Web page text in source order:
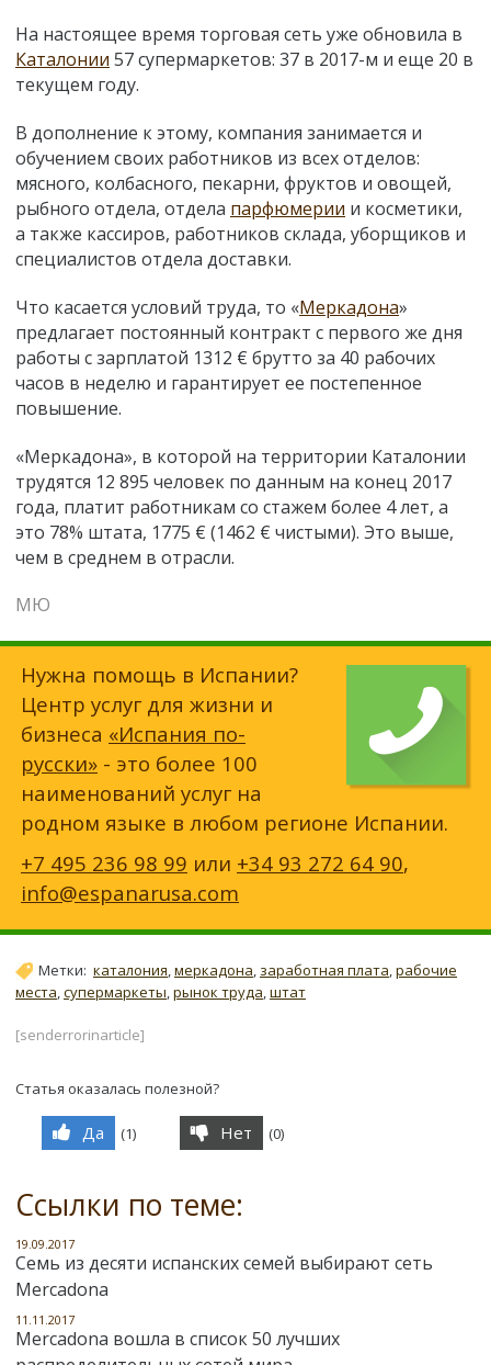
На настоящее время торговая сеть уже обновила в
Каталонии 57 супермаркетов: 37 в 2017-м и еще 20 в
текущем году.
В дополнение к этому, компания занимается и
обучением своих работников из всех отделов:
мясного, колбасного, пекарни, фруктов и овощей,
рыбного отдела, отдела парфюмерии и косметики,
а также кассиров, работников склада, уборщиков и
специалистов отдела доставки.
Что касается условий труда, то «Меркадона»
предлагает постоянный контракт с первого же дня
работы с зарплатой 1312 € брутто за 40 рабочих
часов в неделю и гарантирует ее постепенное
повышение.
«Меркадона», в которой на территории Каталонии
трудятся 12 895 человек по данным на конец 2017
года, платит работникам со стажем более 4 лет, а
это 78% штата, 1775 € (1462 € чистыми). Это выше,
чем в среднем в отрасли.
МЮ
Нужна помощь в Испании?
Центр услуг для жизни и
бизнеса «Испания по-
русски» - это более 100
наименований услуг на
родном языке в любом регионе Испании.
+7 495 236 98 99 или +34 93 272 64 90,
info@espanarusa.com
Метки: каталония,меркадона, заработная плата,рабочие
места,супермаркеты,рынок труда,штат
[senderrorinarticle]
Статья оказалась полезной?
Да (1) Нет (0)
Ссылки по теме:
19.09.2017
Семь из десяти испанских семей выбирают сеть
Mercadona
11.11.2017
Mercadona вошла в список 50 лучших